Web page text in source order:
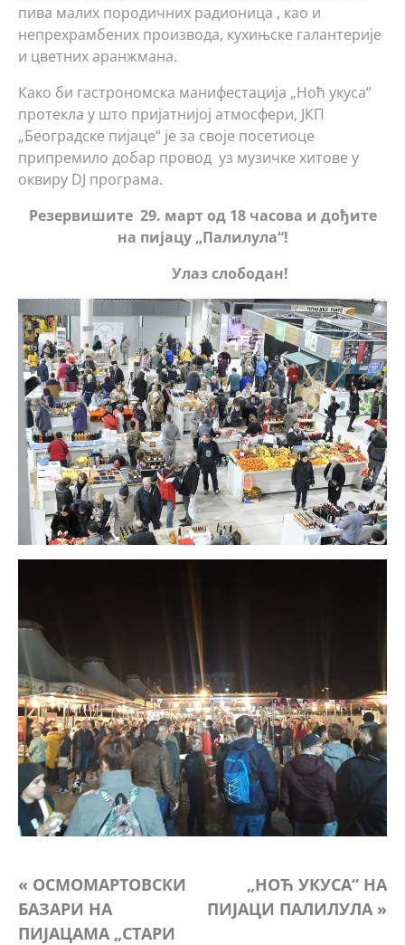
пива малих породичних радионица , као и
непрехрамбених производа, кухињске галантерије
и цветних аранжмана.
Како би гастрономска манифестација „Ноћ укуса“
протекла у што пријатнијој атмосфери, ЈКП
„Београдске пијаце“ је за своје посетиоце
припремило добар провод уз музичке хитове у
оквиру DJ програма.
Резервишите 29. мартод 18 часова и дођите
на пијацу „Палилула“!
Улаз слободан!
Кретање
чланка
« OСМОМАРТОВСКИ
БАЗАРИ НА
ПИЈАЦАМА „СТАРИ
„НОЋ УКУСА“ НА
ПИЈАЦИ ПАЛИЛУЛА »